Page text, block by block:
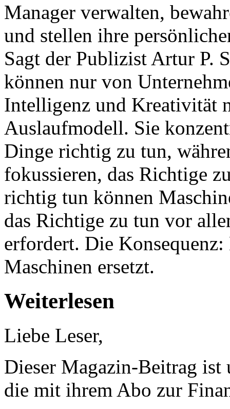
Manager verwalten,
und stellen ihre
Sagt der Publizist Artur P.
können nur von
Intelligenz und Kreativität
Auslaufmodell. Sie
Dinge richtig zu tun,
fokussieren, das Richtige
richtig tun können
das Richtige zu tun vor
erfordert. Die
Maschinen ersetzt.
Weiterlesen
Liebe Leser,
Dieser Magazin-Beitrag ist
die mit ihrem Abo zur